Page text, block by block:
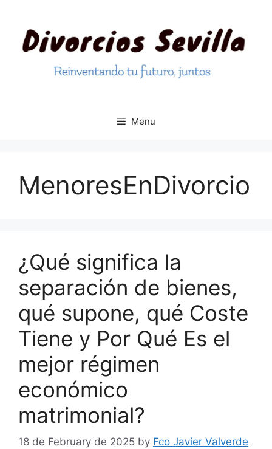
content
Menu
MenoresEnDivorcio
¿Qué significa la
separación de bienes,
qué supone, qué Coste
Tiene y Por Qué Es el
mejor régimen
económico
matrimonial?
18 de February de 2025 by Fco Javier Valverde